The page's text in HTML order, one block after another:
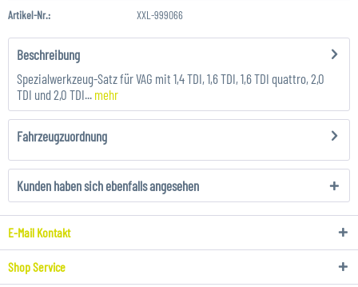
Artikel-Nr.: XXL-999066
Beschreibung
Spezialwerkzeug-Satz für VAG mit 1,4 TDI, 1,6 TDI, 1,6 TDI quattro, 2,0
TDI und 2,0 TDI... mehr
Fahrzeugzuordnung
Kunden haben sich ebenfalls angesehen
E-Mail Kontakt
Shop Service